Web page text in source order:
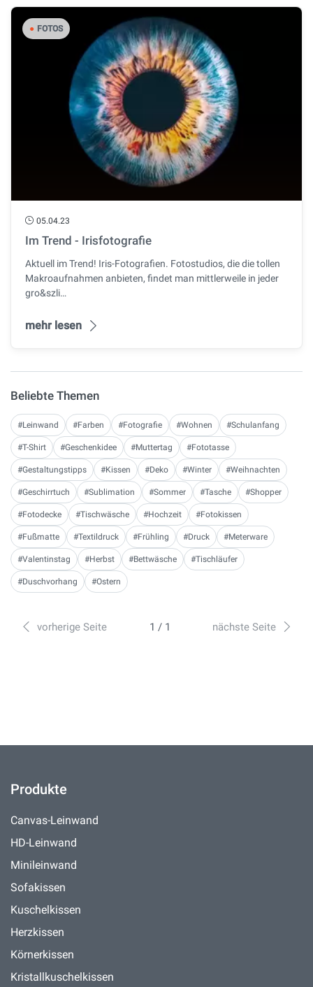
● FOTOS
05.04.23
Im Trend - Irisfotografie
Aktuell im Trend! Iris-Fotografien. Fotostudios, die die tollen
Makroaufnahmen anbieten, findet man mittlerweile in jeder
gro&szli…
mehr lesen
Beliebte Themen
#Leinwand #Farben #Fotografie #Wohnen #Schulanfang
#T-Shirt #Geschenkidee #Muttertag #Fototasse
#Gestaltungstipps #Kissen #Deko #Winter #Weihnachten
#Geschirrtuch #Sublimation #Sommer #Tasche #Shopper
#Fotodecke #Tischwäsche #Hochzeit #Fotokissen
#Fußmatte #Textildruck #Frühling #Druck #Meterware
#Valentinstag #Herbst #Bettwäsche #Tischläufer
#Duschvorhang #Ostern
vorherige Seite 1 / 1 nächste Seite
Produkte
Canvas-Leinwand
HD-Leinwand
Minileinwand
Sofakissen
Kuschelkissen
Herzkissen
Körnerkissen
Kristallkuschelkissen